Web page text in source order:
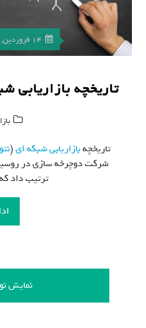
14 فروردین, 1397
تاریخچه بازاریابی
تاریخچهبازاریابی شبکه ای(
شرکت دوچرخه سازی در روسیه
ترتیب داد
نمایش